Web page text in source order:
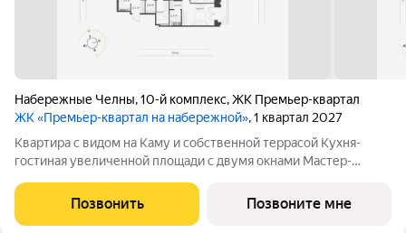
Набережные Челны,10-й комплекс,ЖК Премьер-квартал
ЖК «Премьер-квартал на набережной», 1 квартал 2027
Квартира с видом на Каму и собственной террасой Кухня-
гостиная увеличенной площади с двумя окнами Мастер-
оптимальной площади Очень просторная ванная Общая
гардеробная Высота потолков 2,7м Улучшенная
Позвонить Позвоните мне